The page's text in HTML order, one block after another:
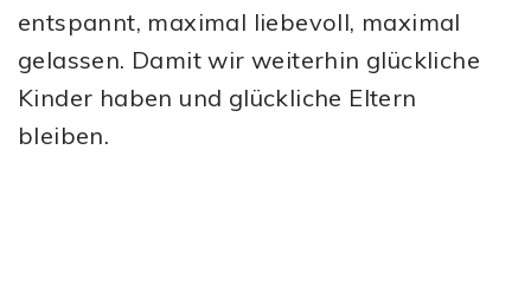
entspannt, maximal liebevoll, maximal
gelassen. Damit wir weiterhin glückliche
Kinder haben und glückliche Eltern
bleiben.